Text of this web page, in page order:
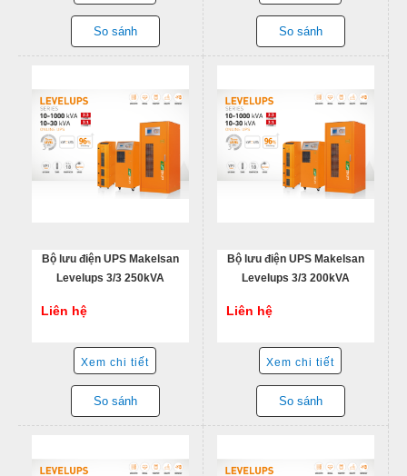
So sánh So sánh
Bộ lưu điện UPS Makelsan
Levelups 3/3 250kVA
Liên hệ
Xem chi tiết
So sánh
Bộ lưu điện UPS Makelsan
Levelups 3/3 200kVA
Liên hệ
Xem chi tiết
So sánh